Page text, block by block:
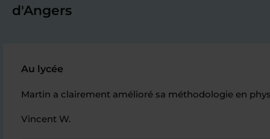
d'Angers
Au lycée
Martin a clairement amélioré sa méthodologie en
Vincent W.